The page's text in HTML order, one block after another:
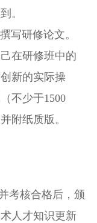
。
写研修论文。
在研修班中的
新的实际操
（不少于1500
附纸质版。
考核合格后，颁
人才知识更新